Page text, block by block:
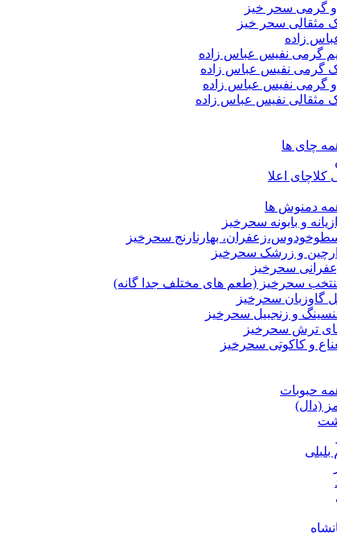
گرمی سحر خیز
مثقالی سحر خیز
زاده
گرمی نفیس عباس زاده
گرمی نفیس عباس زاده
گرمی نفیس عباس زاده
مثقالی نفیس عباس زاده
چای ها
کلاچای اعلا
دمنوش ها
و بابونه سحرخیز
بهارنارنج سحرخیز
و زرشک سحرخیز
سحرخیز
سحرخیز (طعم های مختلف جدا گانه)
گاوزبان سحرخیز
و زنجبیل سحرخیز
ترش سحرخیز
و کاکوتی سحرخیز
حبوبات
(دال)